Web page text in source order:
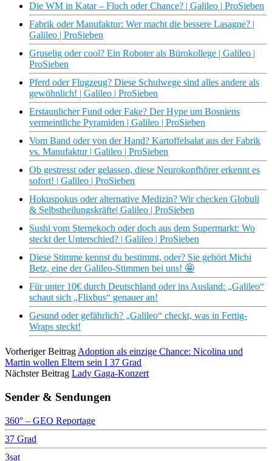
Die WM in Katar – Fluch oder Chance? | Galileo | ProSieben
Fabrik oder Manufaktur: Wer macht die bessere Lasagne? |
Galileo | ProSieben
Gruselig oder cool? Ein Roboter als Bürokollege | Galileo |
ProSieben
Pferd oder Flugzeug? Diese Schulwege sind alles andere als
gewöhnlich! | Galileo | ProSieben
Erstaunlicher Fund oder Fake? Der Hype um Bosniens
vermeintliche Pyramiden | Galileo | ProSieben
Vom Band oder von der Hand? Kartoffelsalat aus der Fabrik
vs. Manufaktur | Galileo | ProSieben
Ob gestresst oder gelassen, diese Neurokopfhörer erkennt es
sofort! | Galileo | ProSieben
Hokuspokus oder alternative Medizin? Wir checken Globuli
& Selbstheilungskräfte| Galileo | ProSieben
Sushi vom Sternekoch oder doch aus dem Supermarkt: Wo
steckt der Unterschied? | Galileo | ProSieben
Diese Stimme kennst du bestimmt, oder? Sie gehört Michi
Betz, eine der Galileo-Stimmen bei uns! 🤩
Für unter 10€ durch Deutschland oder ins Ausland: „Galileo“
schaut sich „Flixbus“ genauer an!
Gesund oder gefährlich? „Galileo“ checkt, was in Fertig-
Wraps steckt!
Vorheriger Beitrag Adoption als einzige Chance: Nicolina und
Martin wollen Eltern sein I 37 Grad
Nächster Beitrag Lady Gaga-Konzert
Sender & Sendungen
360° – GEO Reportage
37 Grad
3sat